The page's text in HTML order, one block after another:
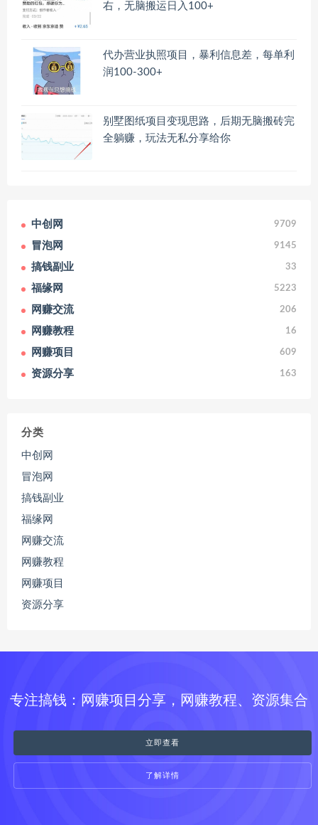
右，无脑搬运日入100+
代办营业执照项目，暴利信息差，每单利
润100-300+
别墅图纸项目变现思路，后期无脑搬砖完
全躺赚，玩法无私分享给你
中创网 9709
冒泡网 9145
搞钱副业 33
福缘网 5223
网赚交流 206
网赚教程 16
网赚项目 609
资源分享 163
分类
中创网
冒泡网
搞钱副业
福缘网
网赚交流
网赚教程
网赚项目
资源分享
专注搞钱：网赚项目分享，网赚教程、资源集合
立即查看
了解详情